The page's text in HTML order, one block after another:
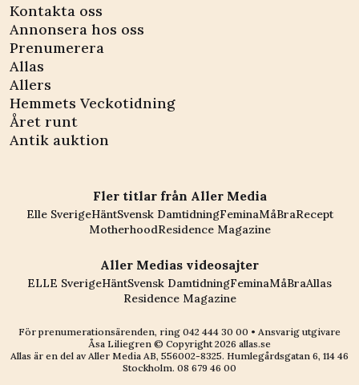
Kontakta oss
Annonsera hos oss
Prenumerera
Allas
Allers
Hemmets Veckotidning
Året runt
Antik auktion
Fler titlar från Aller Media
Elle SverigeHäntSvensk DamtidningFeminaMåBraRecept
MotherhoodResidence Magazine
Aller Medias videosajter
ELLE SverigeHäntSvensk DamtidningFeminaMåBraAllas
Residence Magazine
För prenumerationsärenden, ring 042 444 30 00 • Ansvarig utgivare
Åsa Liliegren © Copyright2026 allas.se
Allas är en del av Aller Media AB, 556002-8325. Humlegårdsgatan 6, 114 46
Stockholm. 08 679 46 00